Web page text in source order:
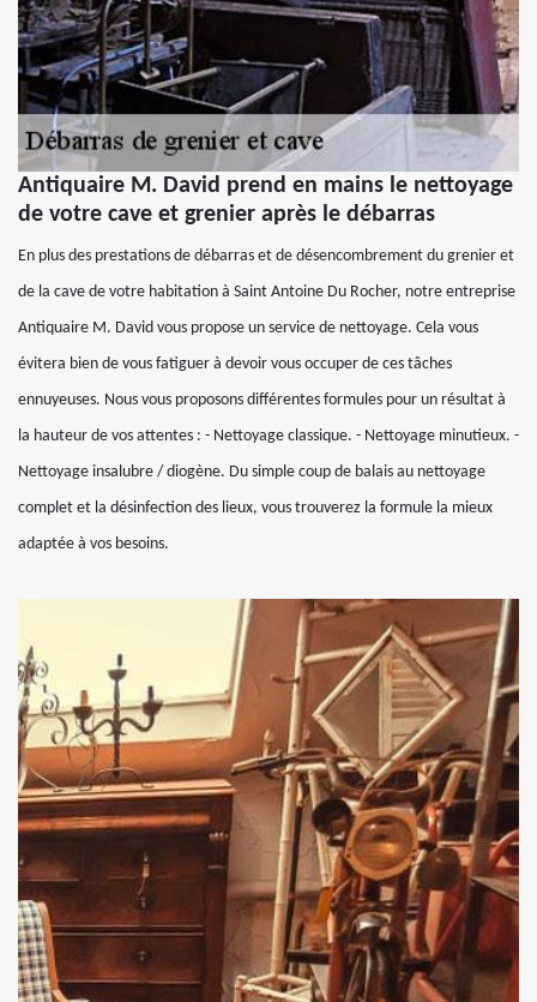
Antiquaire M. David prend en mains le nettoyage
de votre cave et grenier après le débarras
En plus des prestations de débarras et de désencombrement du grenier et
de la cave de votre habitation à Saint Antoine Du Rocher, notre entreprise
Antiquaire M. David vous propose un service de nettoyage. Cela vous
évitera bien de vous fatiguer à devoir vous occuper de ces tâches
ennuyeuses. Nous vous proposons différentes formules pour un résultat à
la hauteur de vos attentes : - Nettoyage classique. - Nettoyage minutieux. -
Nettoyage insalubre / diogène. Du simple coup de balais au nettoyage
complet et la désinfection des lieux, vous trouverez la formule la mieux
adaptée à vos besoins.